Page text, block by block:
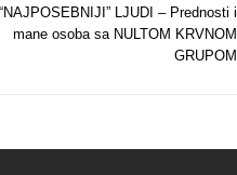
“NAJPOSEBNIJI” LJUDI – Prednosti i
mane osoba sa NULTOM KRVNOM
GRUPOM